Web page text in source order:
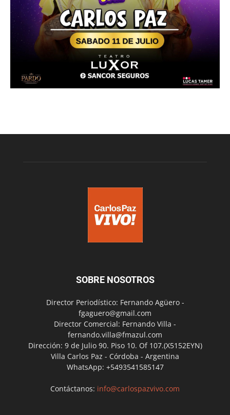
SOBRE NOSOTROS
Director Periodístico: Fernando Agüero -
fgaguero@gmail.com
Director Comercial: Fernando Villa -
fernando.villa@fmazul.com
Dirección: 9 de Julio 90. Piso 10. Of 107.(X5152EYN)
Villa Carlos Paz - Córdoba - Argentina
WhatsApp: +5493541585147
Contáctanos: info@carlospazvivo.com